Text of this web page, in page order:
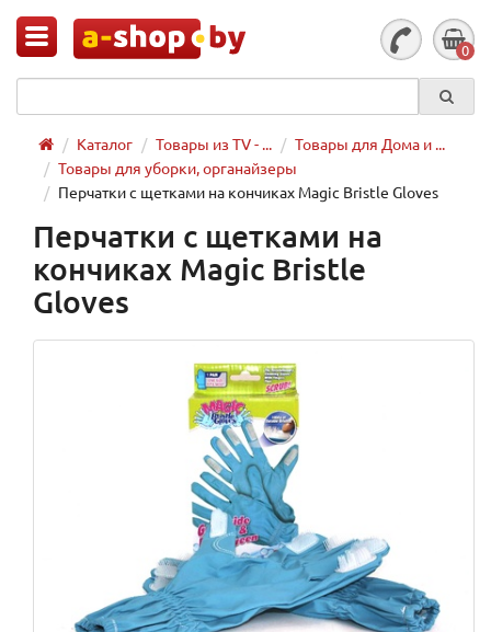
0
Каталог Товары из TV - ...
Товары для Дома и ...
Товары для уборки, органайзеры
Перчатки с щетками на кончиках Magic Bristle Gloves
Перчатки с щетками на
кончиках Magic Bristle
Gloves